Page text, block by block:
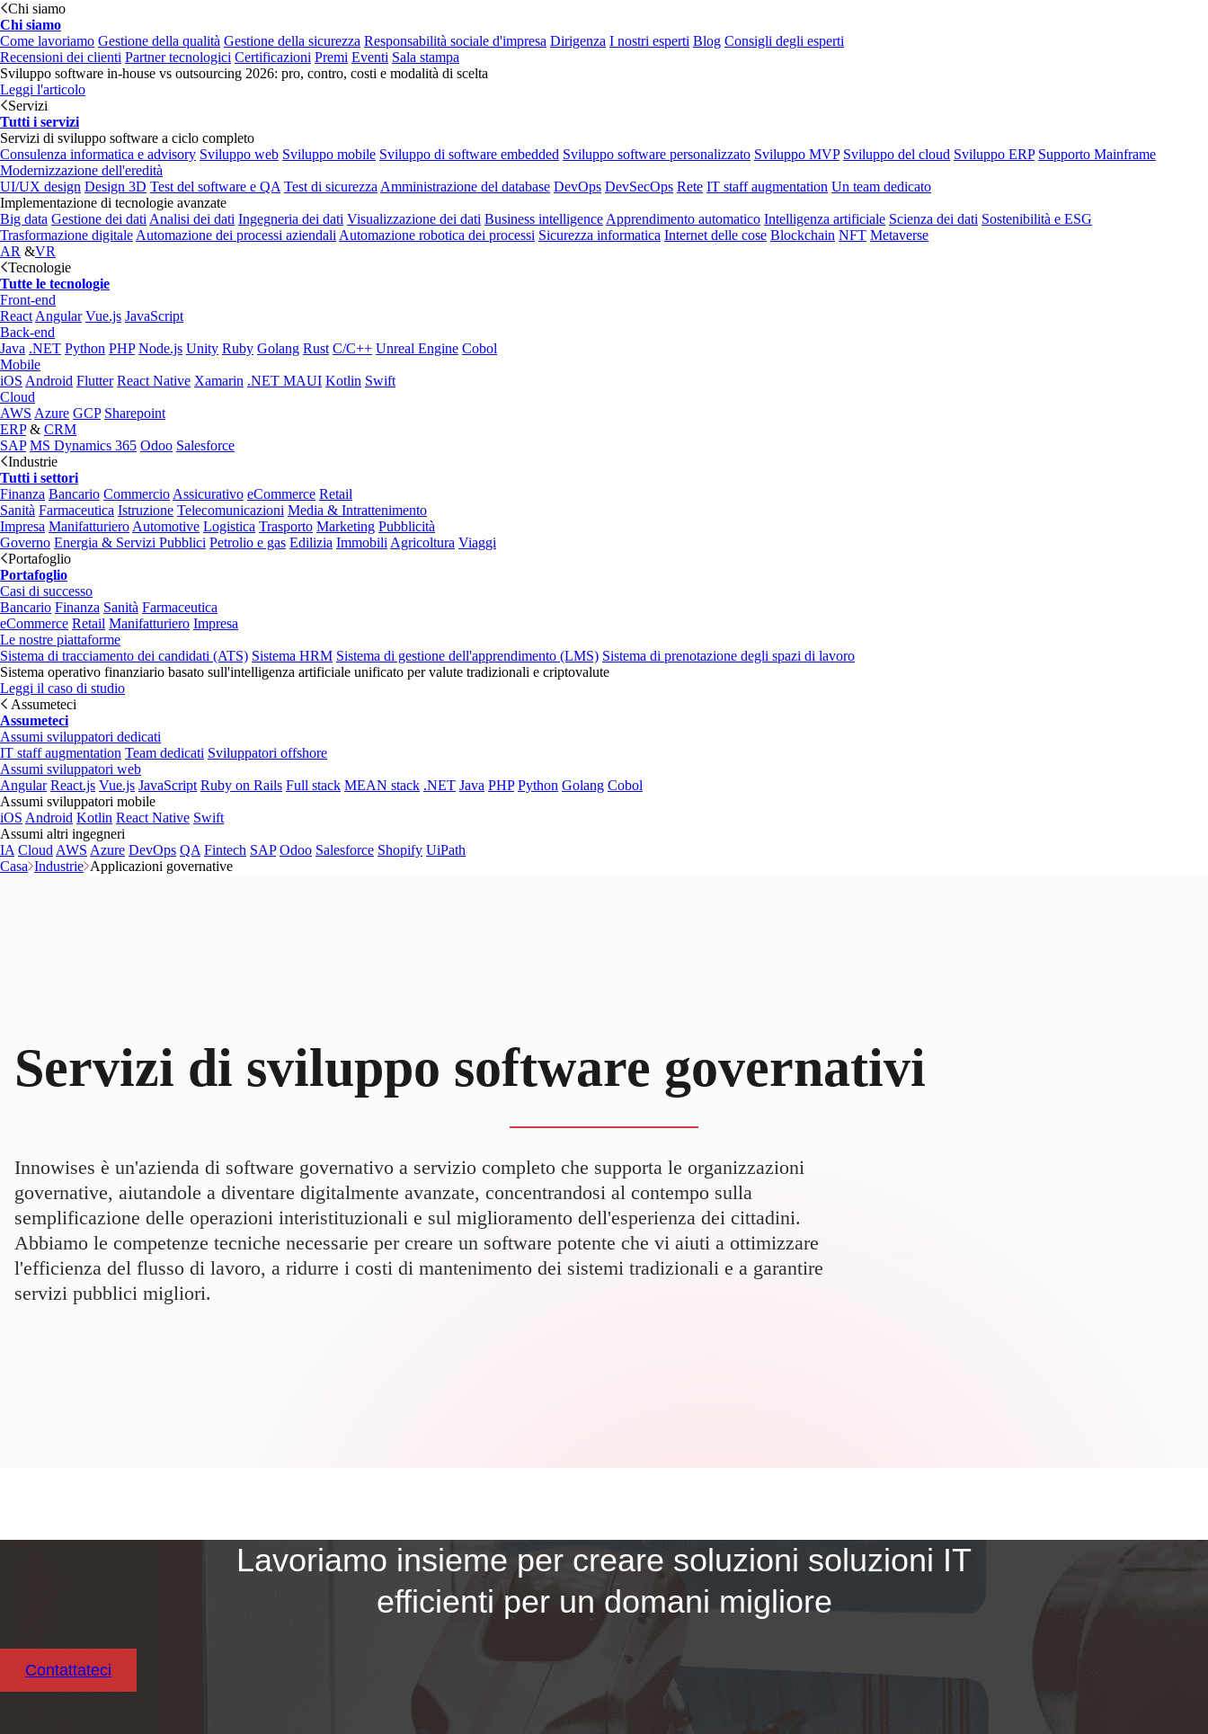
Chi siamo
Chi siamo
Come lavoriamo Gestione della qualità Gestione della sicurezza Responsabilità sociale d'impresa Dirigenza I nostri esperti Blog Consigli degli esperti
Recensioni dei clienti Partner tecnologici Certificazioni Premi Eventi Sala stampa
Sviluppo software in-house vs outsourcing 2026: pro, contro, costi e modalità di scelta
Leggi l'articolo
Servizi
Tutti i servizi
Servizi di sviluppo software a ciclo completo
Consulenza informatica e advisory Sviluppo web Sviluppo mobile Sviluppo di software embedded Sviluppo software personalizzato Sviluppo MVP Sviluppo del cloud Sviluppo ERP Supporto Mainframe
Modernizzazione dell'eredità
UI/UX design Design 3D Test del software e QA Test di sicurezza Amministrazione del database DevOps DevSecOps Rete IT staff augmentation Un team dedicato
Implementazione di tecnologie avanzate
Big data Gestione dei dati Analisi dei dati Ingegneria dei dati Visualizzazione dei dati Business intelligence Apprendimento automatico Intelligenza artificiale Scienza dei dati Sostenibilità e ESG
Trasformazione digitale Automazione dei processi aziendali Automazione robotica dei processi Sicurezza informatica Internet delle cose Blockchain NFT Metaverse
AR &VR
Tecnologie
Tutte le tecnologie
Front-end
React Angular Vue.js JavaScript
Back-end
Java .NET Python PHP Node.js Unity Ruby Golang Rust C/C++ Unreal Engine Cobol
Mobile
iOS Android Flutter React Native Xamarin .NET MAUI Kotlin Swift
Cloud
AWS Azure GCP Sharepoint
ERP& CRM
SAP MS Dynamics 365 Odoo Salesforce
Industrie
Tutti i settori
Finanza Bancario Commercio Assicurativo eCommerce Retail
Sanità Farmaceutica Istruzione Telecomunicazioni Media & Intrattenimento
Impresa Manifatturiero Automotive Logistica Trasporto Marketing Pubblicità
Governo Energia & Servizi Pubblici Petrolio e gas Edilizia Immobili Agricoltura Viaggi
Portafoglio
Portafoglio
Casi di successo
Bancario Finanza Sanità Farmaceutica
eCommerce Retail Manifatturiero Impresa
Le nostre piattaforme
Sistema di tracciamento dei candidati (ATS) Sistema HRM Sistema di gestione dell'apprendimento (LMS) Sistema di prenotazione degli spazi di lavoro
Sistema operativo finanziario basato sull'intelligenza artificiale unificato per valute tradizionali e criptovalute
Leggi il caso di studio
Assumeteci
Assumeteci
Assumi sviluppatori dedicati
IT staff augmentation Team dedicati Sviluppatori offshore
Assumi sviluppatori web
Angular React.js Vue.js JavaScript Ruby on Rails Full stack MEAN stack .NET Java PHP Python Golang Cobol
Assumi sviluppatori mobile
iOS Android Kotlin React Native Swift
Assumi altri ingegneri
IA Cloud AWS Azure DevOps QA Fintech SAP Odoo Salesforce Shopify UiPath
Casa Industrie Applicazioni governative
Servizi di sviluppo software governativi
Innowises è un'azienda di software governativo a servizio completo che supporta le organizzazioni
governative, aiutandole a diventare digitalmente avanzate, concentrandosi al contempo sulla
semplificazione delle operazioni interistituzionali e sul miglioramento dell'esperienza dei cittadini.
Abbiamo le competenze tecniche necessarie per creare un software potente che vi aiuti a ottimizzare
l'efficienza del flusso di lavoro, a ridurre i costi di mantenimento dei sistemi tradizionali e a garantire
servizi pubblici migliori.
Lavoriamo insieme per creare soluzioni soluzioni IT
efficienti per un domani migliore
Contattateci